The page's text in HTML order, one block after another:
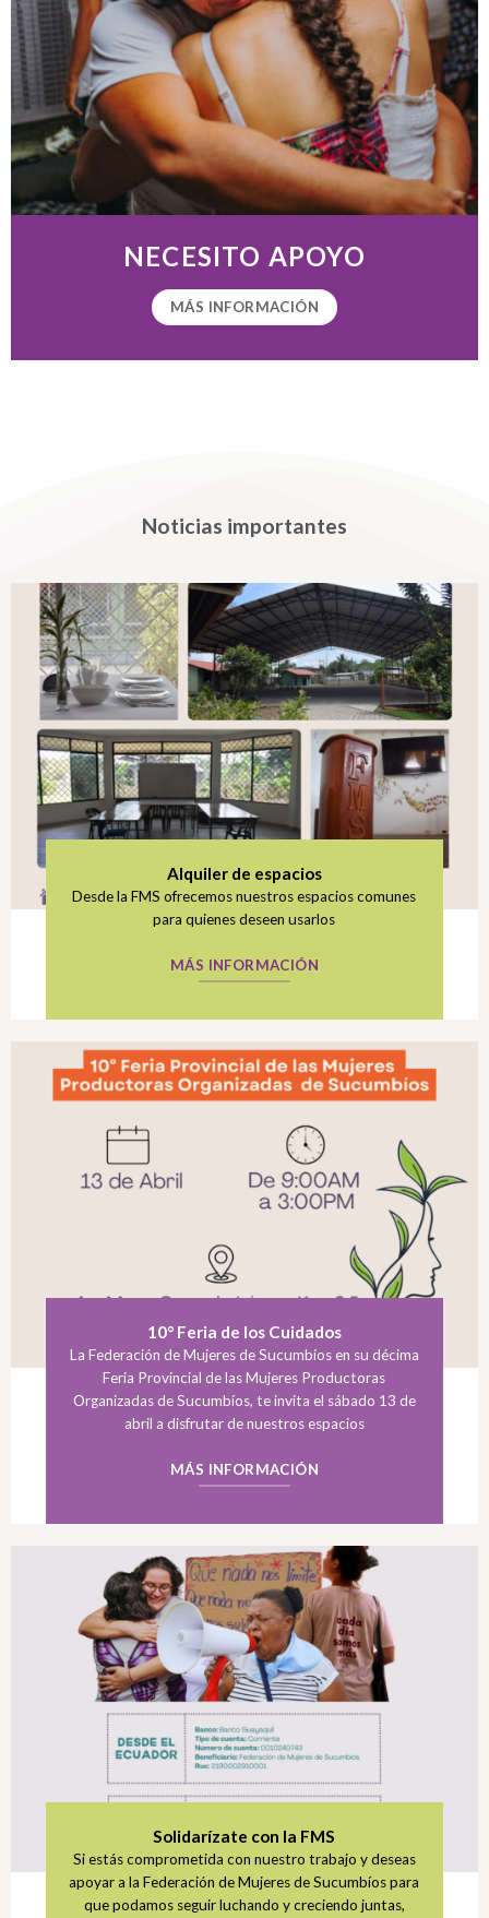
NECESITO APOYO
MÁS INFORMACIÓN
Noticias importantes
Alquiler de espacios
Desde la FMS ofrecemos nuestros espacios comunes
para quienes deseen usarlos
MÁS INFORMACIÓN
10° Feria de los Cuidados
La Federación de Mujeres de Sucumbíos en su décima
Feria Provincial de las Mujeres Productoras
Organizadas de Sucumbíos, te invita el sábado 13 de
abril a disfrutar de nuestros espacios
MÁS INFORMACIÓN
Solidarízate con la FMS
Si estás comprometida con nuestro trabajo y deseas
apoyar a la Federación de Mujeres de Sucumbíos para
que podamos seguir luchando y creciendo juntas,